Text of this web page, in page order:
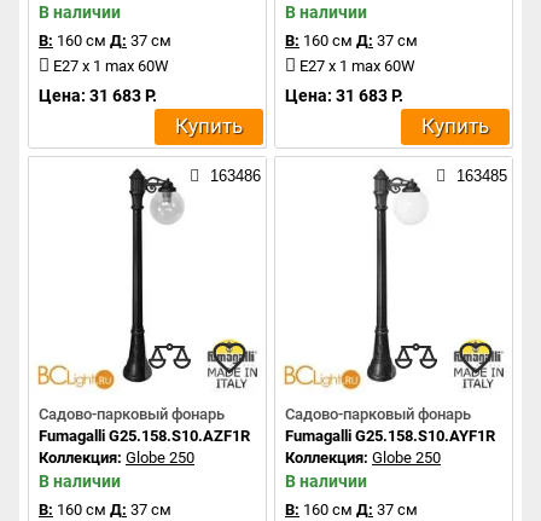
В наличии
В: 160 см Д: 37 см
E27 x 1 max 60W
Цена: 31 683 Р.
Купить
В наличии
В: 160 см Д: 37 см
E27 x 1 max 60W
Цена: 31 683 Р.
Купить
163486
Садово-парковый фонарь
Fumagalli G25.158.S10.AZF1R
Коллекция: Globe 250
В наличии
В: 160 см Д: 37 см
163485
Садово-парковый фонарь
Fumagalli G25.158.S10.AYF1R
Коллекция: Globe 250
В наличии
В: 160 см Д: 37 см